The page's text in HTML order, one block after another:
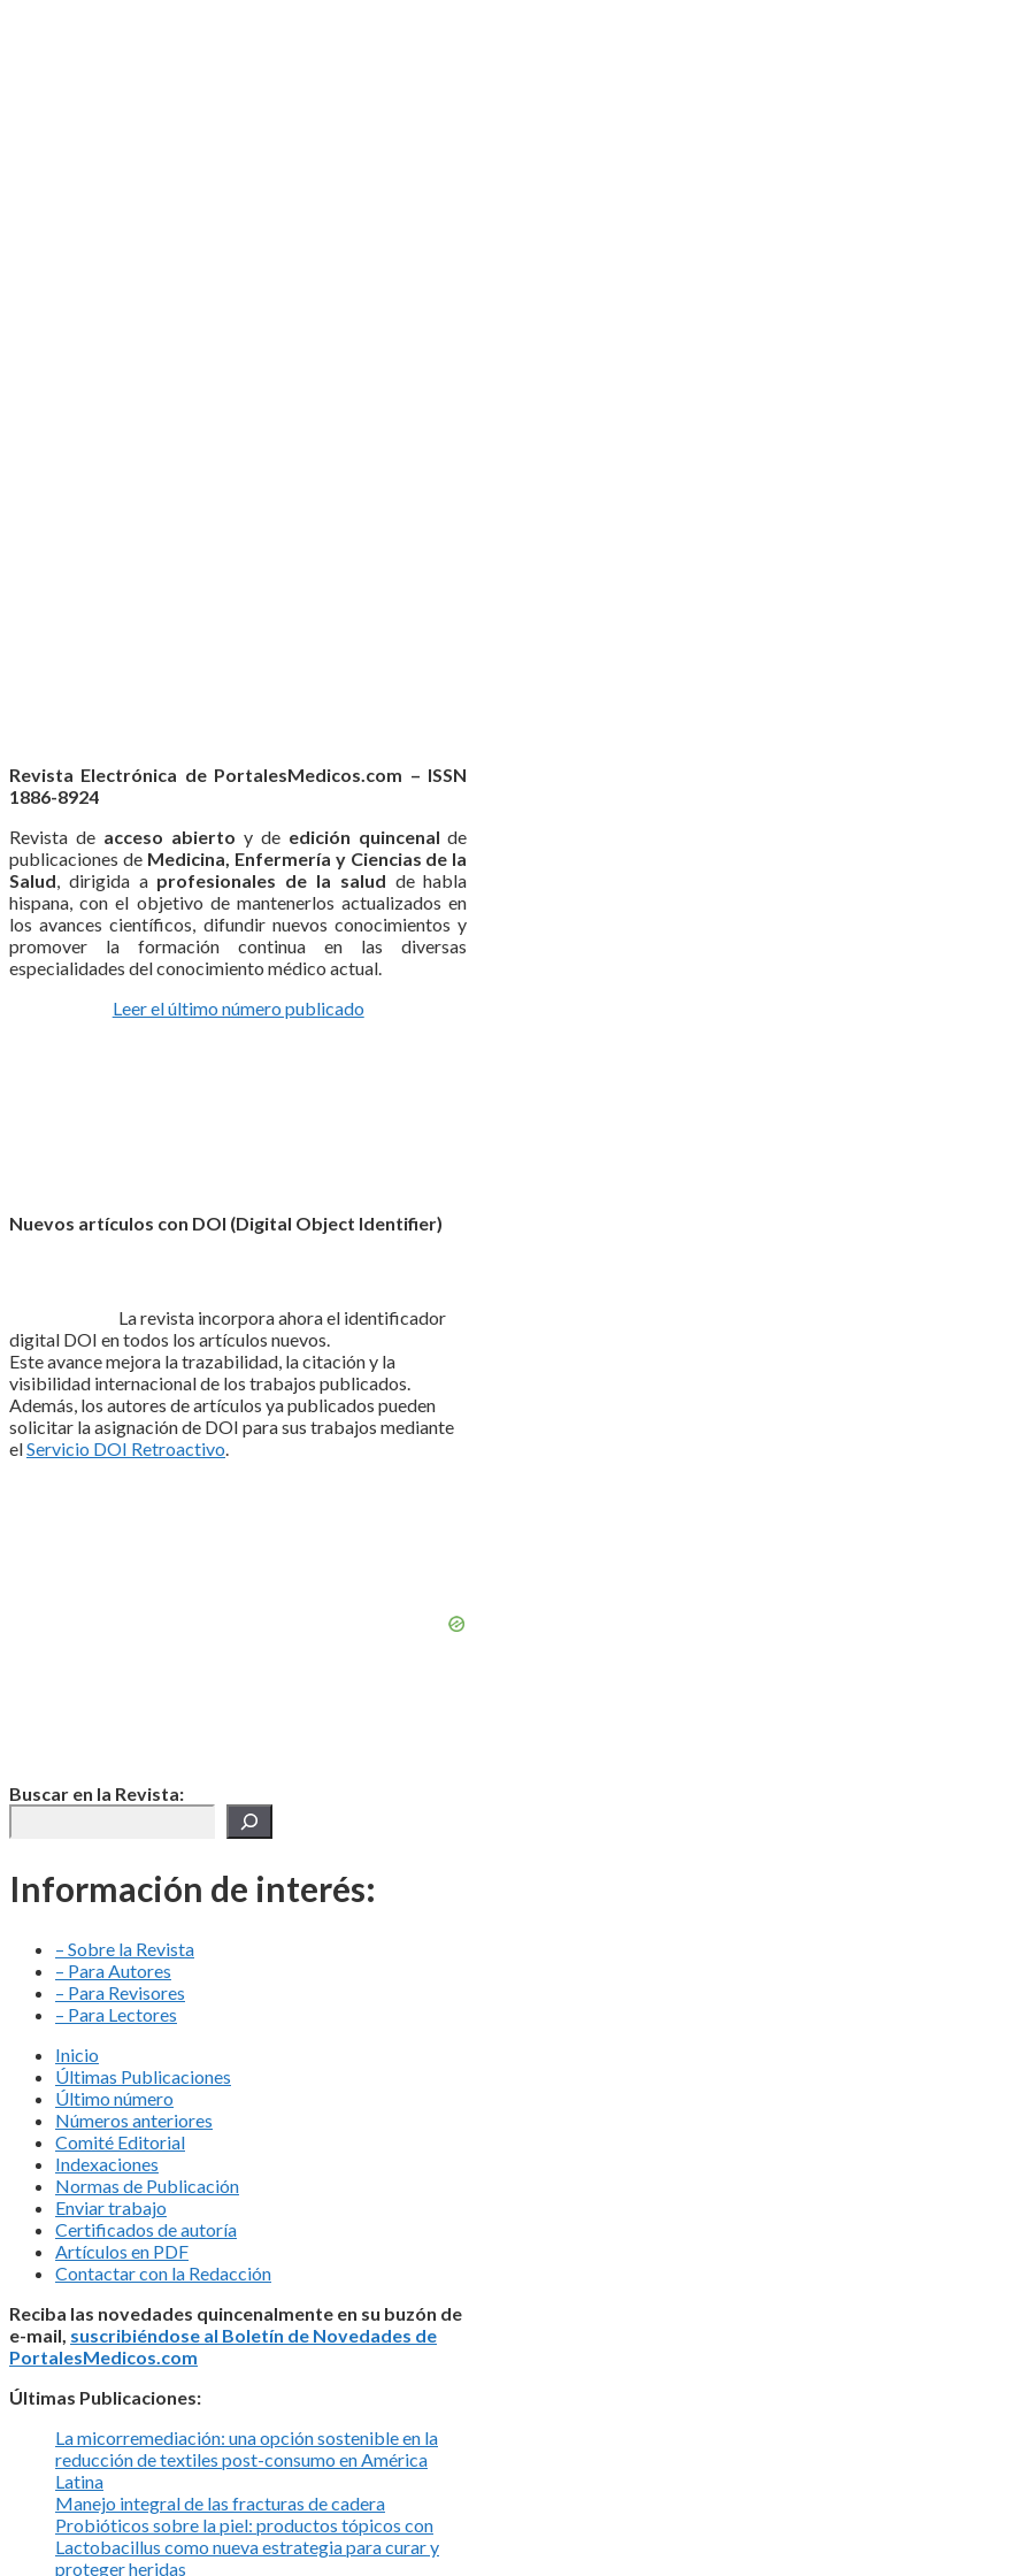
Revista Electrónica de PortalesMedicos.com – ISSN
1886-8924
Revista de acceso abierto y de edición quincenal de
publicaciones de Medicina, Enfermería y Ciencias de la
Salud, dirigida a profesionales de la salud de habla
hispana, con el objetivo de mantenerlos actualizados en
los avances científicos, difundir nuevos conocimientos y
promover la formación continua en las diversas
especialidades del conocimiento médico actual.
Leer el último número publicado
Nuevos artículos con DOI (Digital Object Identifier)
La revista incorpora ahora el identificador
digital DOI en todos los artículos nuevos.
Este avance mejora la trazabilidad, la citación y la
visibilidad internacional de los trabajos publicados.
Además, los autores de artículos ya publicados pueden
solicitar la asignación de DOI para sus trabajos mediante
elServicio DOI Retroactivo.
Buscar en la Revista:
Información de interés:
– Sobre la Revista
– Para Autores
– Para Revisores
– Para Lectores
Inicio
Últimas Publicaciones
Último número
Números anteriores
Comité Editorial
Indexaciones
Normas de Publicación
Enviar trabajo
Certificados de autoría
Artículos en PDF
Contactar con la Redacción
Reciba las novedades quincenalmente en su buzón de
e-mail, suscribiéndose al Boletín de Novedades de
PortalesMedicos.com
Últimas Publicaciones:
La micorremediación: una opción sostenible en la
reducción de textiles post-consumo en América
Latina
Manejo integral de las fracturas de cadera
Probióticos sobre la piel: productos tópicos con
Lactobacillus como nueva estrategia para curar y
proteger heridas